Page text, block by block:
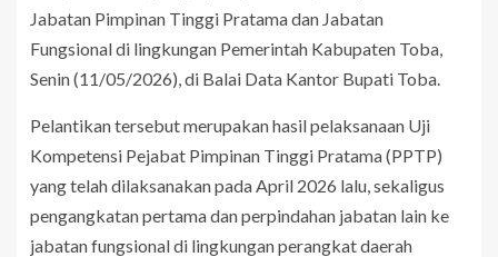
Jabatan Pimpinan Tinggi Pratama dan Jabatan
Fungsional di lingkungan Pemerintah Kabupaten Toba,
Senin (11/05/2026), di Balai Data Kantor Bupati Toba.
Pelantikan tersebut merupakan hasil pelaksanaan Uji
Kompetensi Pejabat Pimpinan Tinggi Pratama (PPTP)
yang telah dilaksanakan pada April 2026 lalu, sekaligus
pengangkatan pertama dan perpindahan jabatan lain ke
jabatan fungsional di lingkungan perangkat daerah